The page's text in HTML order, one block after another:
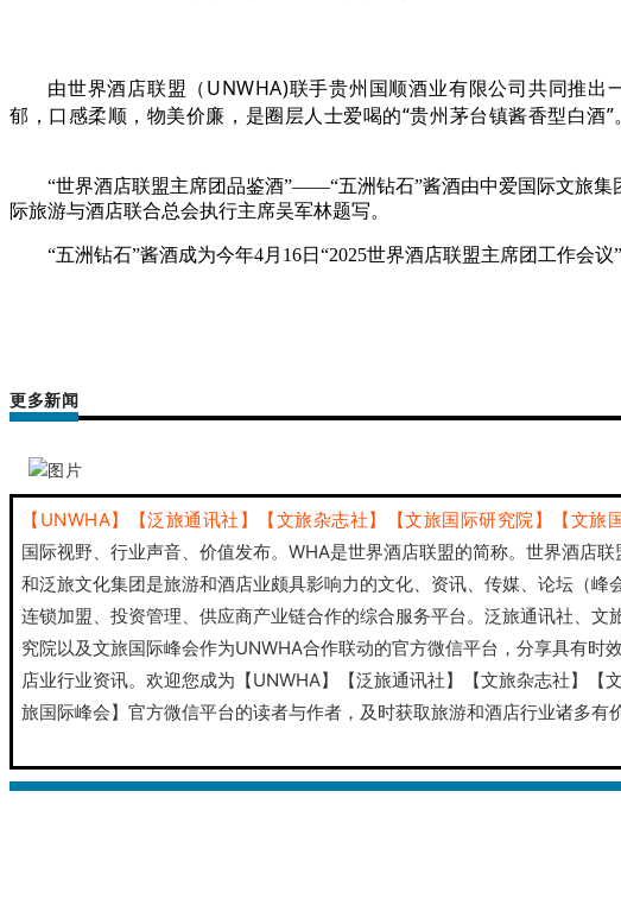
由世界酒店联盟（UNWHA)联手贵州国顺酒业有限公司共同推
郁，口感柔顺，物美价廉，是圈层人士爱喝的“贵州茅台镇酱香型白酒”。
“世界酒店联盟主席团品鉴酒”——“五洲钻石”酱酒由中爱国际文旅
际旅游与酒店联合总会执行主席吴军林题写。
“五洲钻石”酱酒成为今年4月16日“2025世界酒店联盟主席团工作会议
更多新闻
【UNWHA】【泛旅通讯社】【文旅杂志社】【文旅国际研究院】【文旅
国际视野、行业声音、价值发布。 WHA是世界酒店联盟的简称。 世界酒店联
和泛旅文化集团是旅游和酒店业颇具影响力的文化、资讯、传媒、论坛（峰
连锁加盟、投资管理、供应商产业链合作的综合服务平台。 泛旅通讯社、文
究院以及文旅国际峰会作为UNWHA合作联动的官方微信平台，分享具有时
店业行业资讯。 欢迎您成为【UNWHA】【泛旅通讯社】【文旅杂志社】【
旅国际峰会】官方微信平台的读者与作者，及时获取旅游和酒店行业诸多有